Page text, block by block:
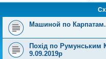
Машиной по Карпатам.
Похід по Румунським
9.09.2019р